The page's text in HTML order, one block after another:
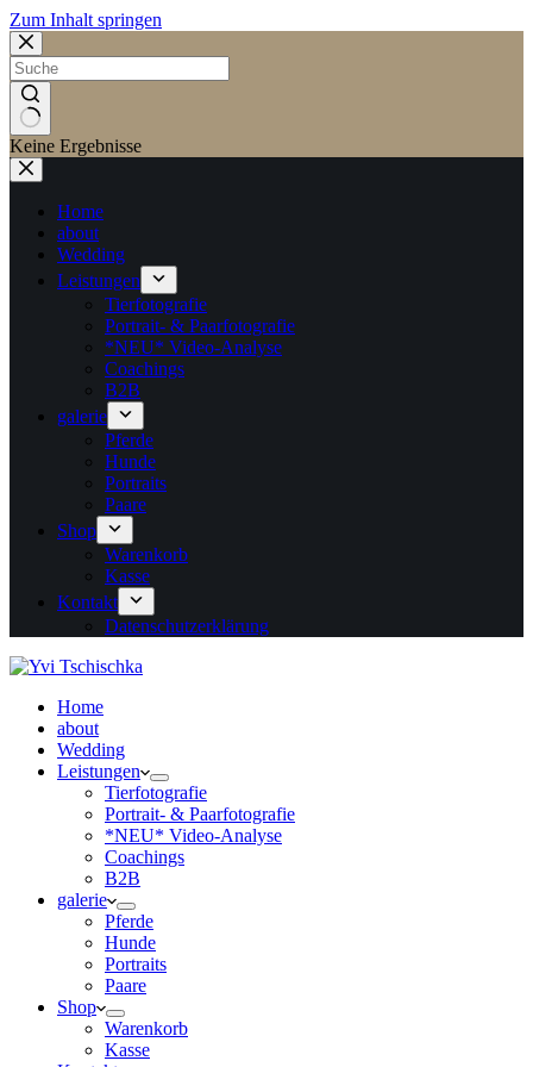
Zum Inhalt springen
Keine Ergebnisse
Home
about
Wedding
Leistungen
Tierfotografie
Portrait- & Paarfotografie
*NEU* Video-Analyse
Coachings
B2B
galerie
Pferde
Hunde
Portraits
Paare
Shop
Warenkorb
Kasse
Kontakt
Datenschutzerklärung
Home
about
Wedding
Leistungen
Tierfotografie
Portrait- & Paarfotografie
*NEU* Video-Analyse
Coachings
B2B
galerie
Pferde
Hunde
Portraits
Paare
Shop
Warenkorb
Kasse